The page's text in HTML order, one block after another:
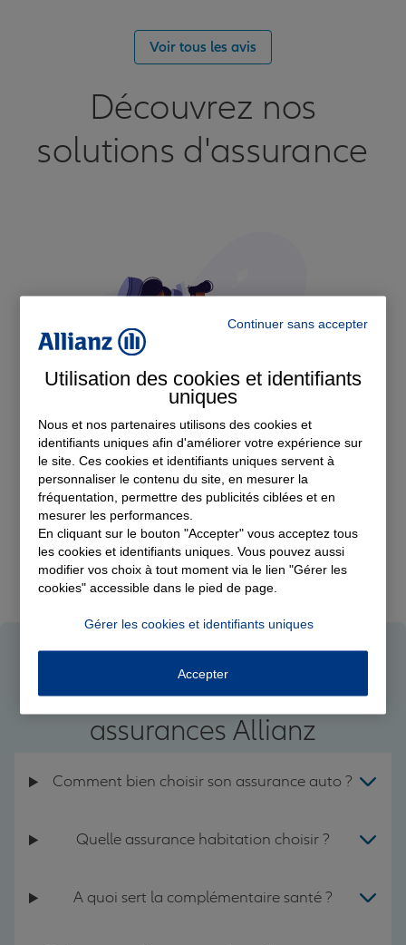
Voir tous les avis
Découvrez nos
solutions d'assurance
Assurance auto
Devis Assurance Auto
Questions fréquentes sur nos
assurances Allianz
Comment bien choisir son assurance auto ?
Quelle assurance habitation choisir ?
A quoi sert la complémentaire santé ?
Continuer sans accepter
Utilisation des cookies et identifiants
uniques
Nous et nos partenaires utilisons des cookies et
identifiants uniques afin d'améliorer votre expérience sur
le site. Ces cookies et identifiants uniques servent à
personnaliser le contenu du site, en mesurer la
fréquentation, permettre des publicités ciblées et en
mesurer les performances.
En cliquant sur le bouton "Accepter" vous acceptez tous
les cookies et identifiants uniques. Vous pouvez aussi
modifier vos choix à tout moment via le lien "Gérer les
cookies" accessible dans le pied de page.
Gérer les cookies et identifiants uniques
Accepter